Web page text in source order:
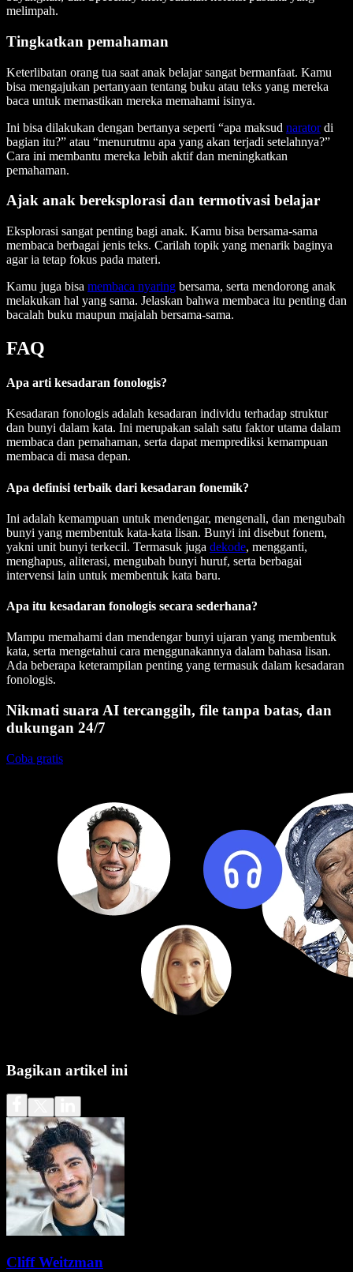
melimpah.
Tingkatkan pemahaman
Keterlibatan orang tua saat anak belajar sangat bermanfaat. Kamu
bisa mengajukan pertanyaan tentang buku atau teks yang mereka
baca untuk memastikan mereka memahami isinya.
Ini bisa dilakukan dengan bertanya seperti “apa maksud naratordi
bagian itu?” atau “menurutmu apa yang akan terjadi setelahnya?”
Cara ini membantu mereka lebih aktif dan meningkatkan
pemahaman.
Ajak anak bereksplorasi dan termotivasi belajar
Eksplorasi sangat penting bagi anak. Kamu bisa bersama-sama
membaca berbagai jenis teks. Carilah topik yang menarik baginya
agar ia tetap fokus pada materi.
Kamu juga bisa membaca nyaring bersama, serta mendorong anak
melakukan hal yang sama. Jelaskan bahwa membaca itu penting dan
bacalah buku maupun majalah bersama-sama.
FAQ
Apa arti kesadaran fonologis?
Kesadaran fonologis adalah kesadaran individu terhadap struktur
dan bunyi dalam kata. Ini merupakan salah satu faktor utama dalam
membaca dan pemahaman, serta dapat memprediksi kemampuan
membaca di masa depan.
Apa definisi terbaik dari kesadaran fonemik?
Ini adalah kemampuan untuk mendengar, mengenali, dan mengubah
bunyi yang membentuk kata-kata lisan. Bunyi ini disebut fonem,
yakni unit bunyi terkecil. Termasuk juga dekode, mengganti,
menghapus, aliterasi, mengubah bunyi huruf, serta berbagai
intervensi lain untuk membentuk kata baru.
Apa itu kesadaran fonologis secara sederhana?
Mampu memahami dan mendengar bunyi ujaran yang membentuk
kata, serta mengetahui cara menggunakannya dalam bahasa lisan.
Ada beberapa keterampilan penting yang termasuk dalam kesadaran
fonologis.
Nikmati suara AI tercanggih, file tanpa batas, dan
dukungan 24/7
Coba gratis
Bagikan artikel ini
Cliff Weitzman